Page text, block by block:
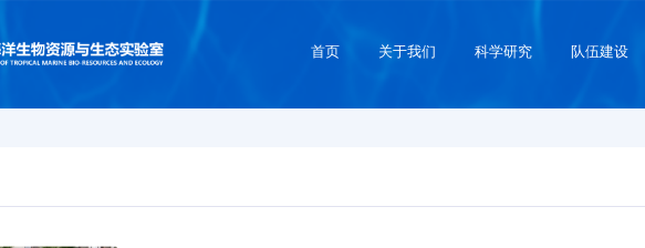
首页 关于我们 科学研究 队伍建设